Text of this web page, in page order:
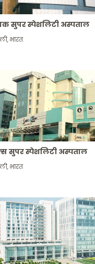
सुपर स्पेशलिटी अस्पताल
,भारत
सुपर स्पेशलिटी अस्पताल
,भारत